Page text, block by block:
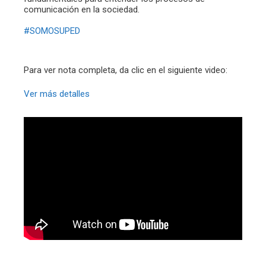
comunicación en la sociedad.
#SOMOSUPED
Para ver nota completa, da clic en el siguiente video:
Ver más detalles